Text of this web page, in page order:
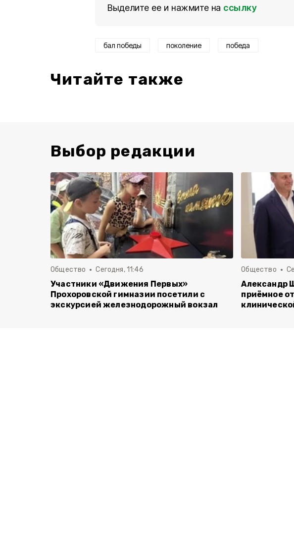
Выделите ее и нажмите на ссылку
бал победы поколение победа
Читайте также
Выбор редакции
Общество Сегодня, 11:46
Участники «Движения Первых»
Прохоровской гимназии посетили с
экскурсией железнодорожный вокзал
Общество
Александр
приёмное